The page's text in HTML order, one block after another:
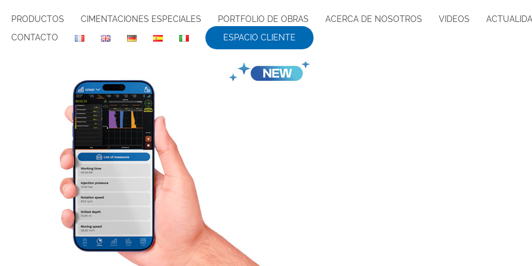
PRODUCTOS CIMENTACIONES ESPECIALES PORTFOLIO DE OBRAS ACERCA DE NOSOTROS VIDEOS
CONTACTO
ESPACIO CLIENTE